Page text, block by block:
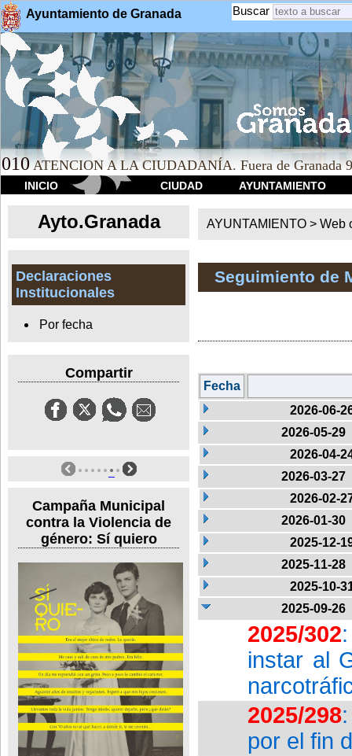
Ayuntamiento de Granada Buscar
010 ATENCION A LA CIUDADANÍA. Fuera de Granada
INICIO CIUDAD AYUNTAMIENTO
Ayto.Granada
Declaraciones
Institucionales
Por fecha
Compartir
Campaña Municipal
contra la Violencia de
género: Sí quiero
AYUNTAMIENTO > Web
Seguimiento de
Fecha
2026-06-
2026-05-29
2026-04-
2026-03-27
2026-02-
2026-01-30
2025-12-
2025-11-28
2025-10-
2025-09-26
2025/302
instar al
2025/298
por el fin